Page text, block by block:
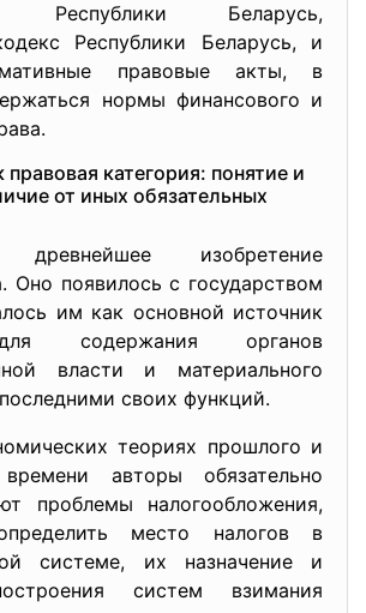
Республики Беларусь,
Республики Беларусь, и
правовые акты, в
нормы финансового и
категория: понятие и
от иных обязательных
изобретение
Оно появилось с государством
им как основной источник
содержания органов
власти и материального
своих функций.
теориях прошлого и
авторы обязательно
проблемы налогообложения,
место налогов в
системе, их назначение и
систем взимания